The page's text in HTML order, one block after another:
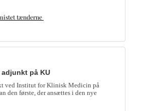
tænderne
på KU
Institut for Klinisk Medicin på
den første, der ansættes i den nye